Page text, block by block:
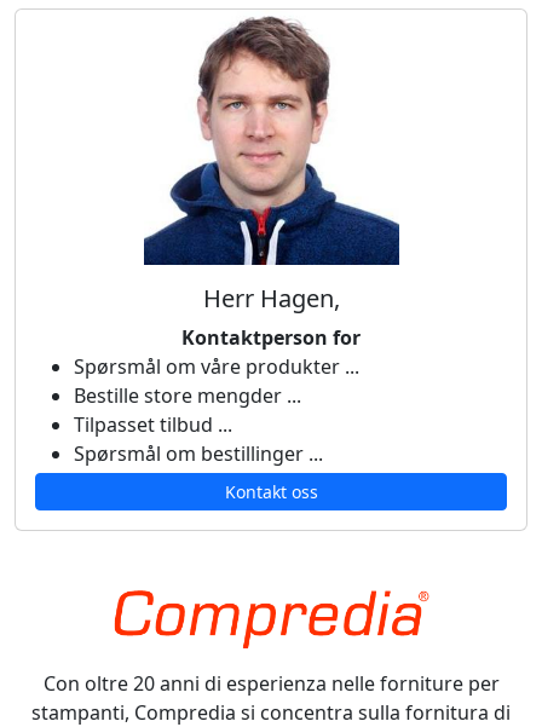
Herr Hagen,
Kontaktperson for
Spørsmål om våre produkter ...
Bestille store mengder ...
Tilpasset tilbud ...
Spørsmål om bestillinger ...
Kontakt oss
Con oltre 20 anni di esperienza nelle forniture per
stampanti, Compredia si concentra sulla fornitura di